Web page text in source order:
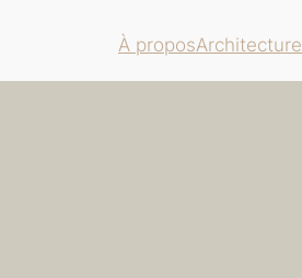
À proposArchitecture